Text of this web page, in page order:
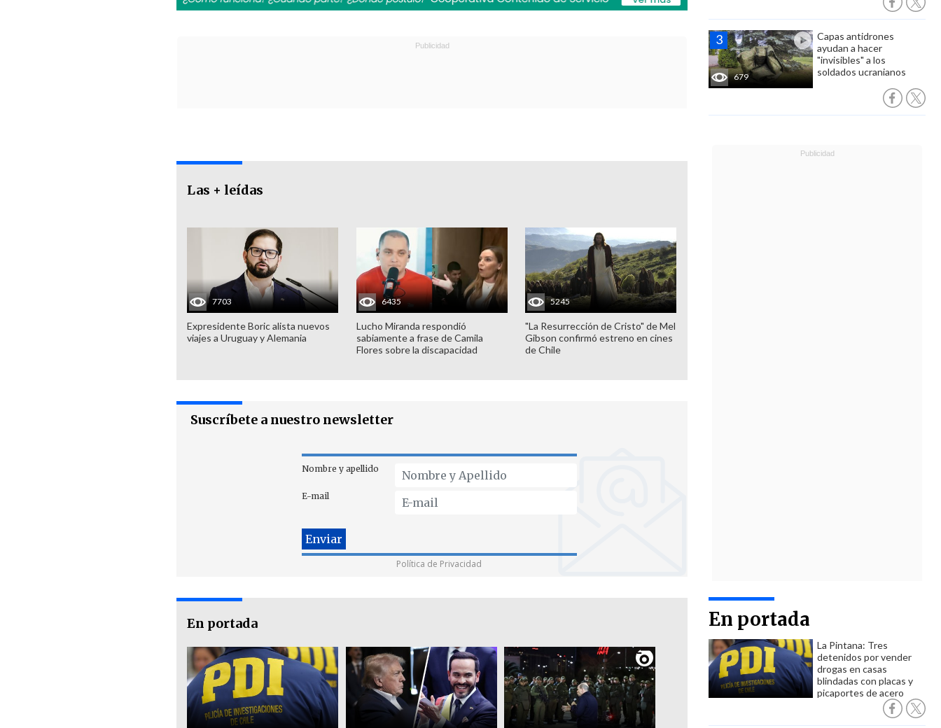
679
Capas antidrones
ayudan a hacer
"invisibles" a los
soldados ucranianos
En portada
La Pintana: Tres
detenidos por vender
drogas en casas
blindadas con placas y
picaportes de acero
Las + leídas
7703
Expresidente Boric alista nuevos
viajes a Uruguay y Alemania
6435
Lucho Miranda respondió
sabiamente a frase de Camila
Flores sobre la discapacidad
5245
"La Resurrección de Cristo" de Mel
Gibson confirmó estreno en cines
de Chile
Suscríbete a nuestro newsletter
Nombre y apellido
E-mail
Política de Privacidad
En portada